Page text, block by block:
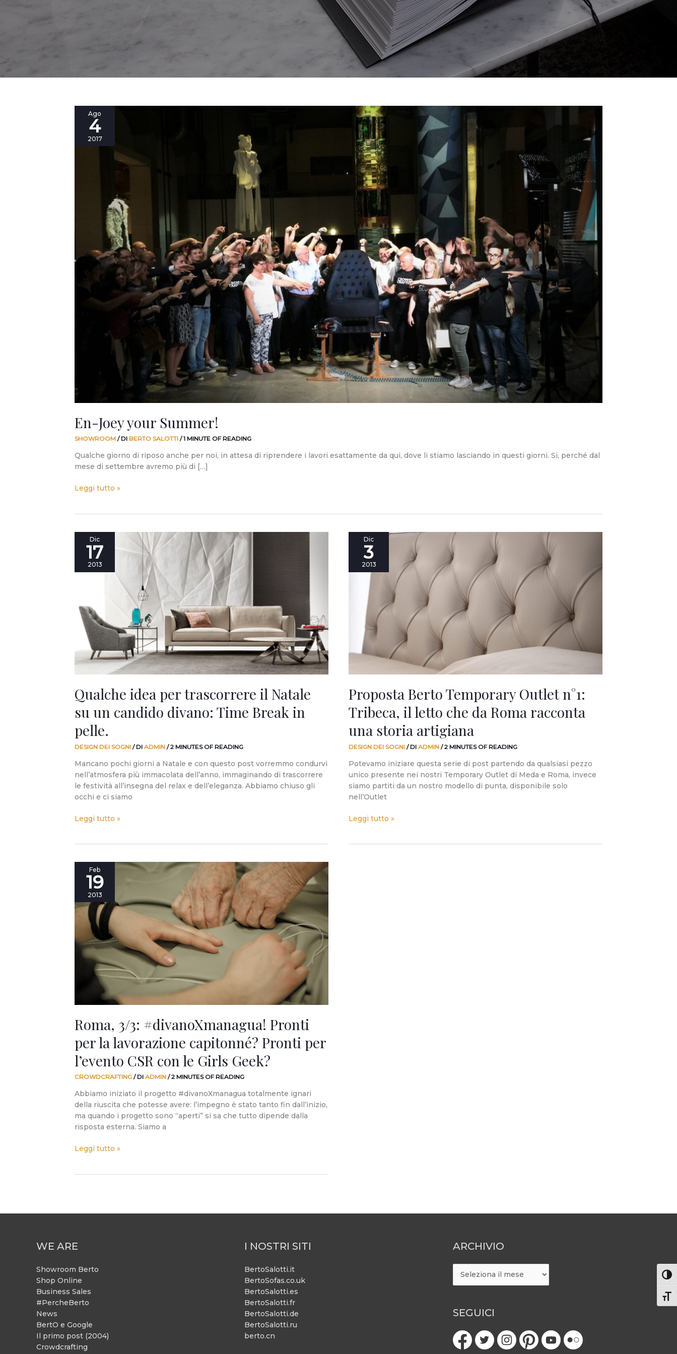
Ago
4
2017
En-Joey your Summer!
SHOWROOM / DI BERTO SALOTTI /1 MINUTE OF READING
Qualche giorno di riposo anche per noi, in attesa di riprendere i lavori esattamente da qui, dove li stiamo lasciando in questi giorni. Si, perché dal
mese di settembre avremo più di […]
Summer!
Leggi tutto »
Dic
17
2013
Qualche idea per trascorrere il Natale
su un candido divano: Time Break in
pelle.
DESIGN DEI SOGNI / DI ADMIN /2 MINUTES OF READING
Mancano pochi giorni a Natale e con questo post vorremmo condurvi
nell’atmosfera più immacolata dell’anno, immaginando di trascorrere
le festività all’insegna del relax e dell’eleganza. Abbiamo chiuso gli
occhi e ci siamo
Qualche
idea
un
candido
divano:
Time
Break
Leggi tutto »
Dic
3
2013
Proposta Berto Temporary Outlet n°1:
Tribeca, il letto che da Roma racconta
una storia artigiana
DESIGN DEI SOGNI / DI ADMIN /2 MINUTES OF READING
Potevamo iniziare questa serie di post partendo da qualsiasi pezzo
unico presente nei nostri Temporary Outlet di Meda e Roma, invece
siamo partiti da un nostro modello di punta, disponibile solo
nell’Outlet
Proposta
Berto
Temporary
Tribeca,
Roma
racconta
artigiana
Leggi tutto »
Feb
19
2013
Roma, 3/3: #divanoXmanagua! Pronti
per la lavorazione capitonné? Pronti per
l’evento CSR con le Girls Geek?
CROWDCRAFTING / DI ADMIN /2 MINUTES OF READING
Abbiamo iniziato il progetto #divanoXmanagua totalmente ignari
della riuscita che potesse avere: l’impegno è stato tanto fin dall’inizio,
ma quando i progetto sono “aperti” si sa che tutto dipende dalla
risposta esterna. Siamo a
Roma,
3/3:
#divanoXmanagua!
Pronti
per
lavorazione
capitonné?
Pronti
l’evento
Girls
Geek?
Leggi tutto »
WE ARE
Showroom Berto
Shop Online
Business Sales
#PercheBerto
News
BertO e Google
Il primo post (2004)
Crowdcrafting
I NOSTRI SITI
BertoSalotti.it
BertoSofas.co.uk
BertoSalotti.es
BertoSalotti.fr
BertoSalotti.de
BertoSalotti.ru
berto.cn
ARCHIVIO
ARCHIVIO
SEGUICI